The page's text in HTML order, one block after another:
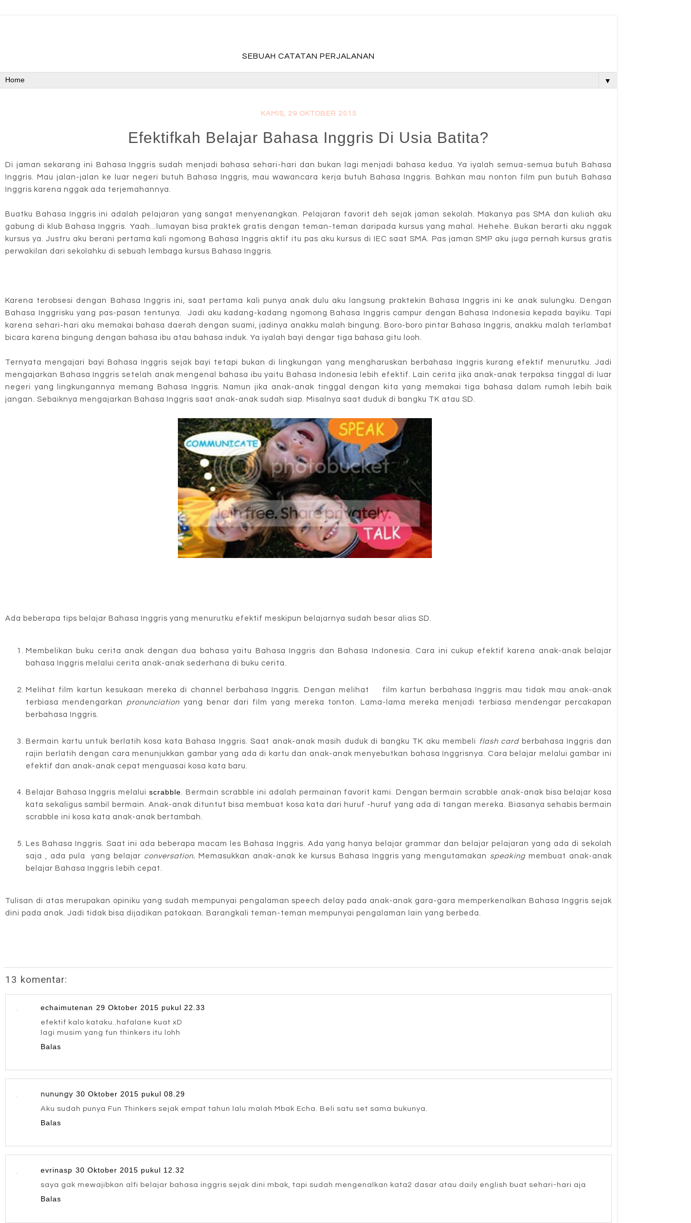
SEBUAH CATATAN PERJALANAN
▼
KAMIS, 29 OKTOBER 2015
Efektifkah Belajar Bahasa Inggris Di Usia Batita?
Di jaman sekarang ini Bahasa Inggris sudah menjadi bahasa sehari-hari dan bukan lagi menjadi bahasa kedua. Ya iyalah semua-semua butuh Bahasa
Inggris. Mau jalan-jalan ke luar negeri butuh Bahasa Inggris, mau wawancara kerja butuh Bahasa Inggris. Bahkan mau nonton film pun butuh Bahasa
Inggris karena nggak ada terjemahannya.
Buatku Bahasa Inggris ini adalah pelajaran yang sangat menyenangkan. Pelajaran favorit deh sejak jaman sekolah. Makanya pas SMA dan kuliah aku
gabung di klub Bahasa Inggris. Yaah...lumayan bisa praktek gratis dengan teman-teman daripada kursus yang mahal. Hehehe. Bukan berarti aku nggak
kursus ya. Justru aku berani pertama kali ngomong Bahasa Inggris aktif itu pas aku kursus di IEC saat SMA. Pas jaman SMP aku juga pernah kursus gratis
perwakilan dari sekolahku di sebuah lembaga kursus Bahasa Inggris.
Karena terobsesi dengan Bahasa Inggris ini, saat pertama kali punya anak dulu aku langsung praktekin Bahasa Inggris ini ke anak sulungku. Dengan
Bahasa Inggrisku yang pas-pasan tentunya. Jadi aku kadang-kadang ngomong Bahasa Inggris campur dengan Bahasa Indonesia kepada bayiku. Tapi
karena sehari-hari aku memakai bahasa daerah dengan suami, jadinya anakku malah bingung. Boro-boro pintar Bahasa Inggris, anakku malah terlambat
bicara karena bingung dengan bahasa ibu atau bahasa induk. Ya iyalah bayi dengar tiga bahasa gitu looh.
Ternyata mengajari bayi Bahasa Inggris sejak bayi tetapi bukan di lingkungan yang mengharuskan berbahasa Inggris kurang efektif menurutku. Jadi
mengajarkan Bahasa Inggris setelah anak mengenal bahasa ibu yaitu Bahasa Indonesia lebih efektif. Lain cerita jika anak-anak terpaksa tinggal di luar
negeri yang lingkungannya memang Bahasa Inggris. Namun jika anak-anak tinggal dengan kita yang memakai tiga bahasa dalam rumah lebih baik
jangan. Sebaiknya mengajarkan Bahasa Inggris saat anak-anak sudah siap. Misalnya saat duduk di bangku TK atau SD.
Ada beberapa tips belajar Bahasa Inggris yang menurutku efektif meskipun belajarnya sudah besar alias SD.
Membelikan buku cerita anak dengan dua bahasa yaitu Bahasa Inggris dan Bahasa Indonesia. Cara ini cukup efektif karena anak-anak belajar
bahasa Inggris melalui cerita anak-anak sederhana di buku cerita.
Melihat film kartun kesukaan mereka di channel berbahasa Inggris. Dengan melihat film kartun berbahasa Inggris mau tidak mau anak-anak
terbiasa mendengarkan pronunciation yang benar dari film yang mereka tonton. Lama-lama mereka menjadi terbiasa mendengar percakapan
berbahasa Inggris.
Bermain kartu untuk berlatih kosa kata Bahasa Inggris. Saat anak-anak masih duduk di bangku TK aku membeli flash cardberbahasa Inggris dan
rajin berlatih dengan cara menunjukkan gambar yang ada di kartu dan anak-anak menyebutkan bahasa Inggrisnya. Cara belajar melalui gambar ini
efektif dan anak-anak cepat menguasai kosa kata baru.
Belajar Bahasa Inggris melalui scrabble. Bermain scrabble ini adalah permainan favorit kami. Dengan bermain scrabble anak-anak bisa belajar kosa
kata sekaligus sambil bermain. Anak-anak dituntut bisa membuat kosa kata dari huruf -huruf yang ada di tangan mereka. Biasanya sehabis bermain
scrabble ini kosa kata anak-anak bertambah.
Les Bahasa Inggris. Saat ini ada beberapa macam les Bahasa Inggris. Ada yang hanya belajar grammar dan belajar pelajaran yang ada di sekolah
saja , ada pula yang belajar conversation. Memasukkan anak-anak ke kursus Bahasa Inggris yang mengutamakan speaking membuat anak-anak
belajar Bahasa Inggris lebih cepat.
Tulisan di atas merupakan opiniku yang sudah mempunyai pengalaman speech delay pada anak-anak gara-gara memperkenalkan Bahasa Inggris sejak
dini pada anak. Jadi tidak bisa dijadikan patokaan. Barangkali teman-teman mempunyai pengalaman lain yang berbeda.
13 komentar:
echaimutenan 29 Oktober 2015 pukul 22.33
efektif kalo kataku..hafalane kuat xD
lagi musim yang fun thinkers itu lohh
Balas
nunungy 30 Oktober 2015 pukul 08.29
Aku sudah punya Fun Thinkers sejak empat tahun lalu malah Mbak Echa. Beli satu set sama bukunya.
Balas
evrinasp 30 Oktober 2015 pukul 12.32
saya gak mewajibkan alfi belajar bahasa inggris sejak dini mbak, tapi sudah mengenalkan kata2 dasar atau daily english buat sehari-hari aja
Balas